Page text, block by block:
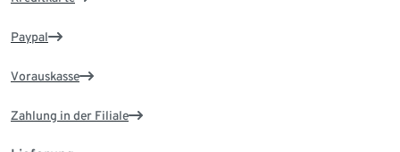
Paypal
Vorauskasse
Zahlung in der Filiale